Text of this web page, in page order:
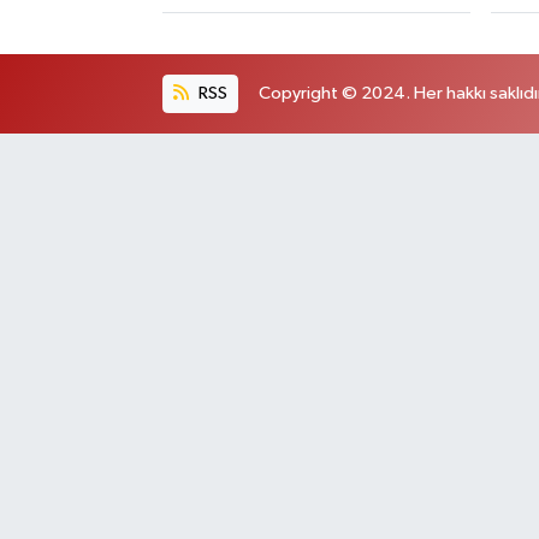
RSS Copyright © 2024. Her hakkı